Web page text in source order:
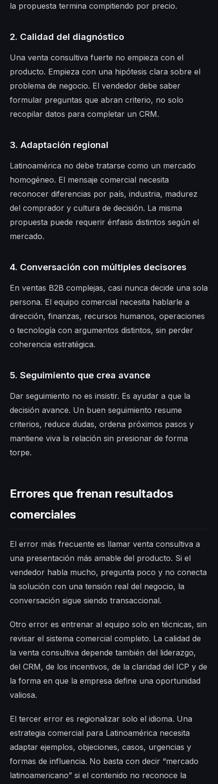
la propuesta termina compitiendo por precio.
2. Calidad del diagnóstico
Una venta consultiva fuerte no empieza con el
producto. Empieza con una hipótesis clara sobre el
problema de negocio. El vendedor debe saber
formular preguntas que abran criterio, no solo
recopilar datos para completar un CRM.
3. Adaptación regional
Latinoamérica no debe tratarse como un mercado
homogéneo. El mensaje comercial necesita
reconocer diferencias por país, industria, madurez
del comprador y cultura de decisión. La misma
propuesta puede requerir énfasis distintos según el
mercado.
4. Conversación con múltiples decisores
En ventas B2B complejas, casi nunca decide una sola
persona. El equipo comercial necesita hablarle a
dirección, finanzas, recursos humanos, operaciones
o tecnología con argumentos distintos, sin perder
coherencia estratégica.
5. Seguimiento que crea avance
Dar seguimiento no es insistir. Es ayudar a que la
decisión avance. Un buen seguimiento resume
criterios, reduce dudas, ordena próximos pasos y
mantiene viva la relación sin presionar de forma
torpe.
Errores que frenan resultados
comerciales
El error más frecuente es llamar venta consultiva a
una presentación más amable del producto. Si el
vendedor habla mucho, pregunta poco y no conecta
la solución con una tensión real del negocio, la
conversación sigue siendo transaccional.
Otro error es entrenar al equipo solo en técnicas, sin
revisar el sistema comercial completo. La calidad de
la venta consultiva depende también del liderazgo,
del CRM, de los incentivos, de la claridad del ICP y de
la forma en que la empresa define una oportunidad
valiosa.
El tercer error es regionalizar solo el idioma. Una
estrategia comercial para Latinoamérica necesita
adaptar ejemplos, objeciones, casos, urgencias y
formas de influencia. No basta con decir “mercado
latinoamericano” si el contenido no reconoce la